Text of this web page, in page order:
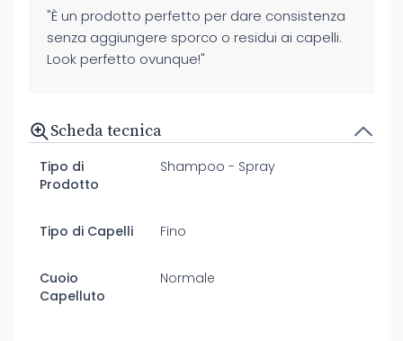
"È un prodotto perfetto per dare consistenza
senza aggiungere sporco o residui ai capelli.
Look perfetto ovunque!"
Scheda tecnica
Tipo di
Prodotto
Shampoo - Spray
Tipo di Capelli Fino
Cuoio
Capelluto
Normale